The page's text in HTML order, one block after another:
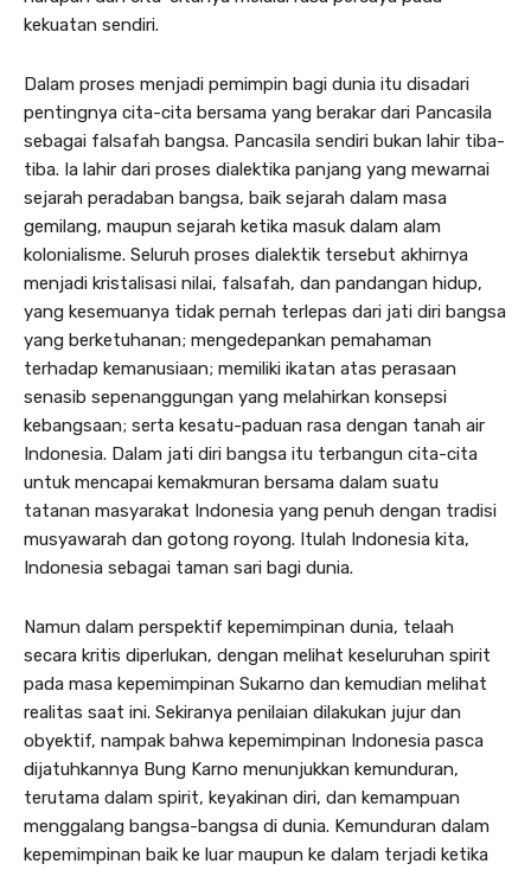
kekuatan sendiri.
Dalam proses menjadi pemimpin bagi dunia itu disadari
pentingnya cita-cita bersama yang berakar dari Pancasila
sebagai falsafah bangsa. Pancasila sendiri bukan lahir tiba-
tiba. Ia lahir dari proses dialektika panjang yang mewarnai
sejarah peradaban bangsa, baik sejarah dalam masa
gemilang, maupun sejarah ketika masuk dalam alam
kolonialisme. Seluruh proses dialektik tersebut akhirnya
menjadi kristalisasi nilai, falsafah, dan pandangan hidup,
yang kesemuanya tidak pernah terlepas dari jati diri bangsa
yang berketuhanan; mengedepankan pemahaman
terhadap kemanusiaan; memiliki ikatan atas perasaan
senasib sepenanggungan yang melahirkan konsepsi
kebangsaan; serta kesatu-paduan rasa dengan tanah air
Indonesia. Dalam jati diri bangsa itu terbangun cita-cita
untuk mencapai kemakmuran bersama dalam suatu
tatanan masyarakat Indonesia yang penuh dengan tradisi
musyawarah dan gotong royong. Itulah Indonesia kita,
Indonesia sebagai taman sari bagi dunia.
Namun dalam perspektif kepemimpinan dunia, telaah
secara kritis diperlukan, dengan melihat keseluruhan spirit
pada masa kepemimpinan Sukarno dan kemudian melihat
realitas saat ini. Sekiranya penilaian dilakukan jujur dan
obyektif, nampak bahwa kepemimpinan Indonesia pasca
dijatuhkannya Bung Karno menunjukkan kemunduran,
terutama dalam spirit, keyakinan diri, dan kemampuan
menggalang bangsa-bangsa di dunia. Kemunduran dalam
kepemimpinan baik ke luar maupun ke dalam terjadi ketika